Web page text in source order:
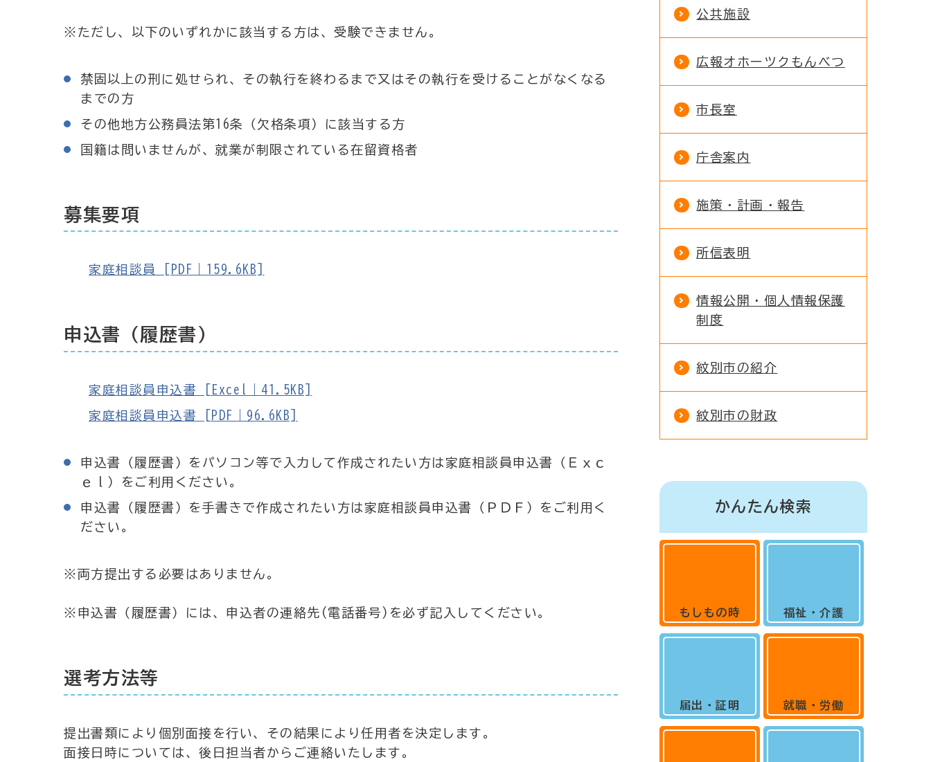
※ただし、以下のいずれかに該当する方は、受験できません。
禁固以上の刑に処せられ、その執行を終わるまで又はその執行を受けることがなくなる
までの方
その他地方公務員法第16条（欠格条項）に該当する方
国籍は問いませんが、就業が制限されている在留資格者
募集要項
家庭相談員 [PDF｜159.6KB]
申込書（履歴書）
家庭相談員申込書 [Excel｜41.5KB]
家庭相談員申込書 [PDF｜96.6KB]
申込書（履歴書）をパソコン等で入力して作成されたい方は家庭相談員申込書（Ｅｘｃ
ｅｌ）をご利用ください。
申込書（履歴書）を手書きで作成されたい方は家庭相談員申込書（ＰＤＦ）をご利用く
ださい。
※両方提出する必要はありません。
※申込書（履歴書）には、申込者の連絡先(電話番号)を必ず記入してください。
選考方法等
提出書類により個別面接を行い、その結果により任用者を決定します。
面接日時については、後日担当者からご連絡いたします。
公共施設
広報オホーツクもんべつ
市長室
庁舎案内
施策・計画・報告
所信表明
情報公開・個人情報保護
制度
紋別市の紹介
紋別市の財政
かんたん検索
もしもの時
届出・証明
福祉・介護
就職・労働